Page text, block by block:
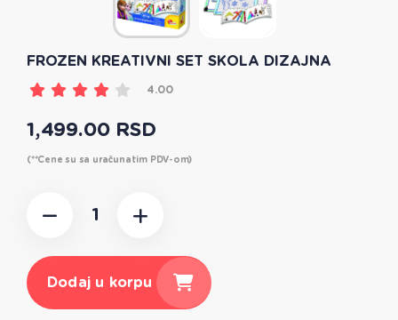
FROZEN KREATIVNI SET SKOLA DIZAJNA
4.00
1,499.00 RSD
(**Cene su sa uračunatim PDV-om)
Dodaj u korpu